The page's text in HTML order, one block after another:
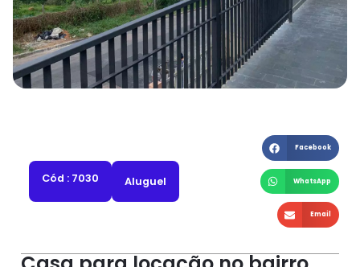
Cód : 7030 Aluguel
Facebook
WhatsApp
Email